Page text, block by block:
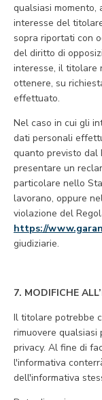
qualsiasi
interesse del
sopra riportati con
del diritto di
interesse, il titolare
ottenere, su
effettuato.
Nel caso in cui gli
dati personali
quanto previsto dal
presentare un
particolare nello
lavorano, oppure
violazione del
https://
giudiziarie.
7. MODIFICHE
Il titolare potrebbe
rimuovere
privacy. Al fine di
l'informativa
dell'informativa